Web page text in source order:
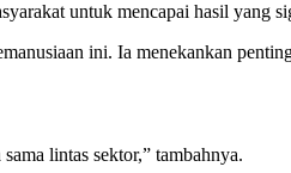
untuk mencapai hasil yang
ini. Ia menekankan
lintas sektor,” tambahnya.